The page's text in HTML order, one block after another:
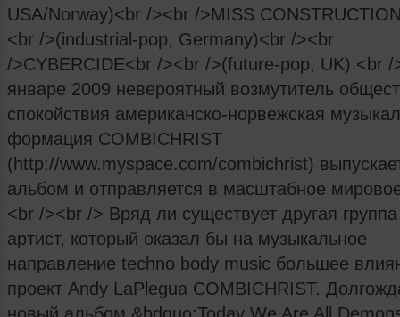
USA/Norway)<br /><br />MISS
<br />(industrial-pop, Germany)<br /><br
/>CYBERCIDE<br /><br />(future-pop, UK) <br
январе 2009 невероятный возмутитель
спокойствия американско-норвежская
формация COMBICHRIST
(http://www.myspace.com/combichrist)
альбом и отправляется в масштабное
<br /><br /> Вряд ли существует другая
артист, который оказал бы на музыкальное
направление techno body music большее
проект Andy LaPlegua COMBICHRIST.